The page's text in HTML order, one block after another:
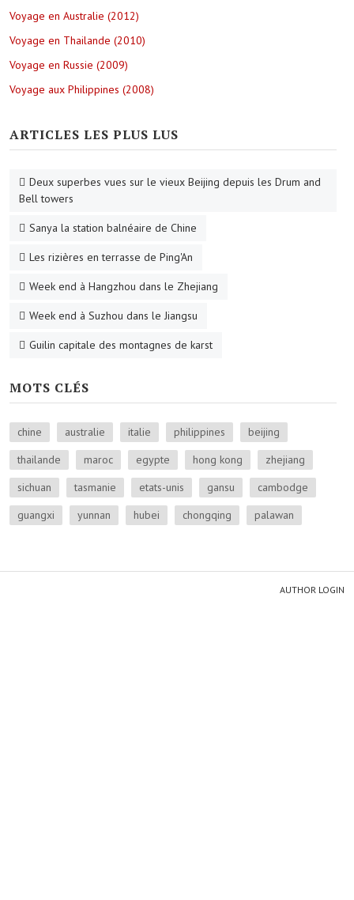
Voyage en Australie (2012)
Voyage en Thailande (2010)
Voyage en Russie (2009)
Voyage aux Philippines (2008)
ARTICLES LES PLUS LUS
Deux superbes vues sur le vieux Beijing depuis les Drum and
Bell towers
Sanya la station balnéaire de Chine
Les rizières en terrasse de Ping'An
Week end à Hangzhou dans le Zhejiang
Week end à Suzhou dans le Jiangsu
Guilin capitale des montagnes de karst
MOTS CLÉS
chine australie italie philippines
beijing
thailande
maroc egypte hong kong
zhejiang
sichuan
tasmanie etats-unis gansu
cambodge
guangxi
yunnan hubei chongqing palawan
AUTHOR LOGIN